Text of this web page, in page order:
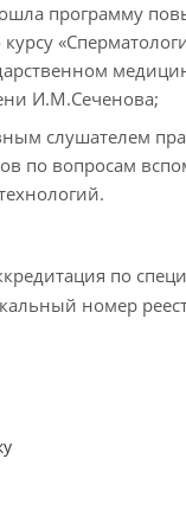
программу
И.М.Сеченова;
слушателем
по вопросам
по
номер